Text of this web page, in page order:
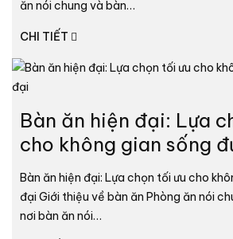
ăn nói chung và bàn…
CHI TIẾT
Bàn ăn hiện đại: Lựa
cho không gian sống
Bàn ăn hiện đại: Lựa chọn tối ưu cho
đại Giới thiệu về bàn ăn Phòng ăn nói
nơi bàn ăn nói…